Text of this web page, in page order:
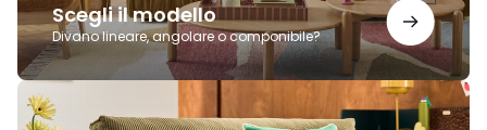
Scegli il modello
Divano lineare, angolare o componibile?
Scegli
un